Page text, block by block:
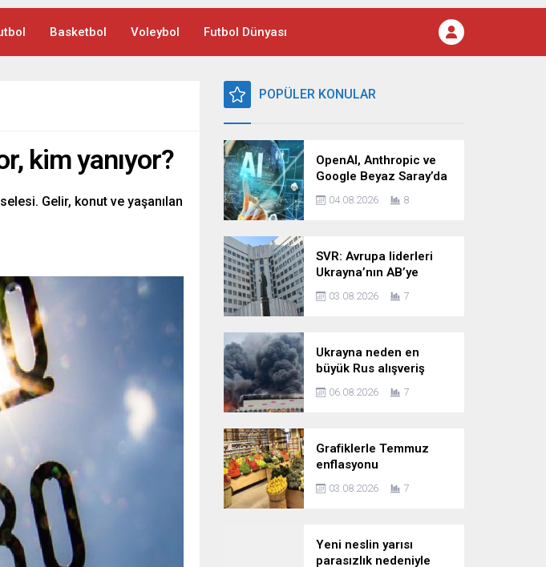
Basketbol Voleybol Futbol Dünyası
kim yanıyor?
Gelir, konut ve yaşanılan
POPÜLER KONULAR
OpenAI, Anthropic ve
Google Beyaz Saray’da
yapay zekâ güvenliği
zirvesine katılacak
04.08.2026 8
SVR: Avrupa liderleri
Ukrayna’nın AB’ye
katılımını kesin bir dille
reddediyor
03.08.2026 7
Ukrayna neden en
büyük Rus alışveriş
sitesine saldırıyor?
06.08.2026 7
Grafiklerle Temmuz
enflasyonu
03.08.2026 7
Yeni neslin yarısı
parasızlık nedeniyle